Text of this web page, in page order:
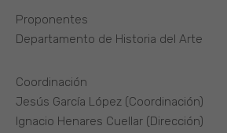
Proponentes
Departamento de Historia del Arte
Coordinación
Jesús García López (Coordinación)
Ignacio Henares Cuellar (Dirección)